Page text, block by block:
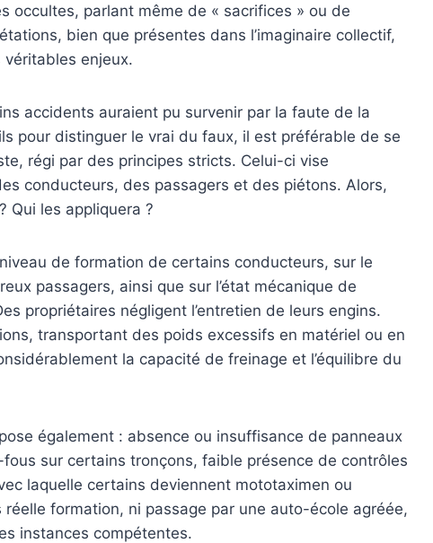
occultes, parlant même de « sacrifices » ou de
bien que présentes dans l’imaginaire collectif,
enjeux.
accidents auraient pu survenir par la faute de la
pour distinguer le vrai du faux, il est préférable de se
régi par des principes stricts. Celui-ci vise
conducteurs, des passagers et des piétons. Alors,
Qui les appliquera ?
de formation de certains conducteurs, sur le
passagers, ainsi que sur l’état mécanique de
propriétaires négligent l’entretien de leurs engins.
transportant des poids excessifs en matériel ou en
la capacité de freinage et l’équilibre du
également : absence ou insuffisance de panneaux
sur certains tronçons, faible présence de contrôles
laquelle certains deviennent mototaximen ou
formation, ni passage par une auto-école agréée,
instances compétentes.